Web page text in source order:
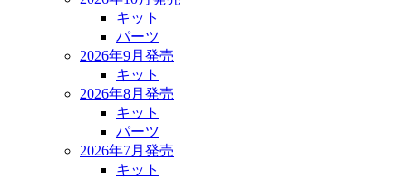
キット
パーツ
2026年9月発売
キット
2026年8月発売
キット
パーツ
2026年7月発売
キット